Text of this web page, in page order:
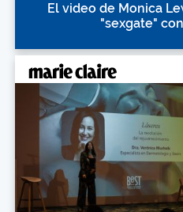
El video de Monica
"sexgate"